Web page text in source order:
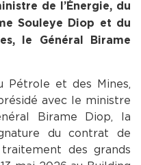
de l’Énergie, du
Souleye Diop et du
le Général Birame
Pétrole et des Mines,
avec le ministre
Birame Diop, la
du contrat de
des grands